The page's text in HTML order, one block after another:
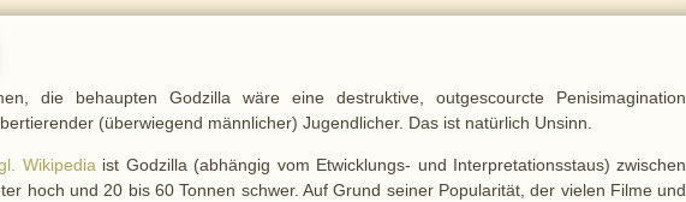
die behaupten Godzilla wäre eine destruktive, outgescourcte Penisimagination
(überwiegend männlicher) Jugendlicher. Das ist natürlich Unsinn.
Wikipediaist Godzilla (abhängig vom Etwicklungs- und Interpretationsstaus) zwischen
hoch und 20 bis 60 Tonnen schwer. Auf Grund seiner Popularität, der vielen Filme und